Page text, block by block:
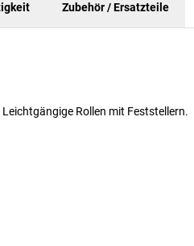
Zubehör / Ersatzteile
Rollen mit Feststellern.